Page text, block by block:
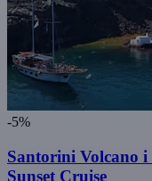
-5%
Santorini Volcano
Sunset Cruise